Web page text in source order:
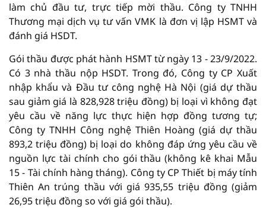
làm chủ đầu tư, trực tiếp mời thầu. Công ty TNHH
Thương mại dịch vụ tư vấn VMK là đơn vị lập HSMT và
đánh giá HSDT.
Gói thầu được phát hành HSMT từ ngày 13 - 23/9/2022.
Có 3 nhà thầu nộp HSDT. Trong đó, Công ty CP Xuất
nhập khẩu và Đầu tư công nghệ Hà Nội (giá dự thầu
sau giảm giá là 828,928 triệu đồng) bị loại vì không đạt
yêu cầu về năng lực thực hiện hợp đồng tương tự;
Công ty TNHH Công nghệ Thiên Hoàng (giá dự thầu
893,2 triệu đồng) bị loại do không đáp ứng yêu cầu về
nguồn lực tài chính cho gói thầu (không kê khai Mẫu
15 - Tài chính hàng tháng). Công ty CP Thiết bị máy tính
Thiên An trúng thầu với giá 935,55 triệu đồng (giảm
26,95 triệu đồng so với giá gói thầu).